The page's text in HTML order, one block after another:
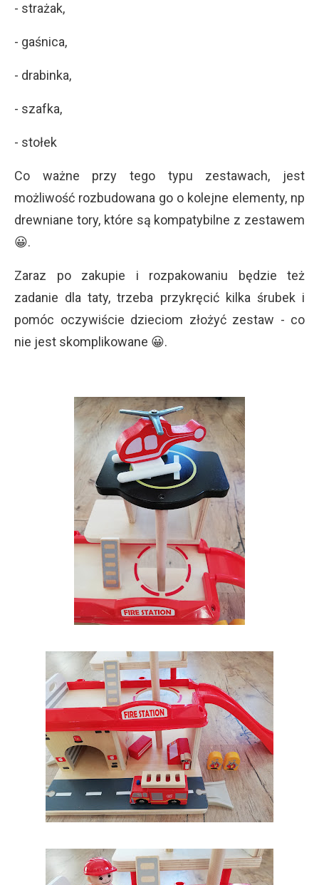
- strażak,
- gaśnica,
- drabinka,
- szafka,
- stołek
Co ważne przy tego typu zestawach, jest
możliwość rozbudowana go o kolejne elementy, np
drewniane tory, które są kompatybilne z zestawem
😀.
Zaraz po zakupie i rozpakowaniu będzie też
zadanie dla taty, trzeba przykręcić kilka śrubek i
pomóc oczywiście dzieciom złożyć zestaw - co
nie jest skomplikowane 😀.